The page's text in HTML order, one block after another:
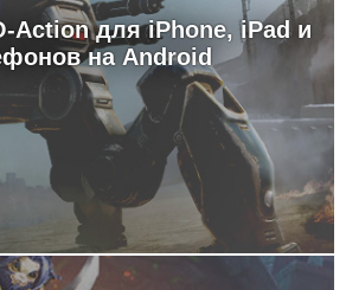
Action для iPhone, iPad и
на Android